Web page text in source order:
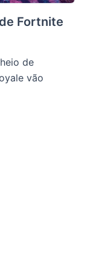
Fortnite
de
vão